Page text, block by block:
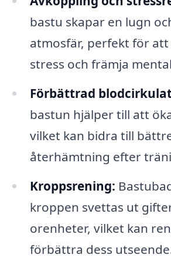
bastu skapar en lugn
atmosfär, perfekt för
stress och främja
Förbättrad
bastun hjälper till att
vilket kan bidra till
återhämtning efter
Kroppsrening:
kroppen svettas ut
orenheter, vilket kan
förbättra dess